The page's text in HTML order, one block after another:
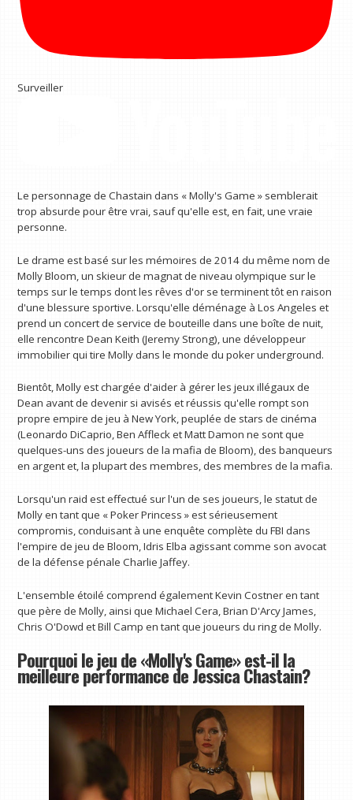
Surveiller
Le personnage de Chastain dans « Molly's Game » semblerait
trop absurde pour être vrai, sauf qu'elle est, en fait, une vraie
personne.
Le drame est basé sur les mémoires de 2014 du même nom de
Molly Bloom, un skieur de magnat de niveau olympique sur le
temps sur le temps dont les rêves d'or se terminent tôt en raison
d'une blessure sportive. Lorsqu'elle déménage à Los Angeles et
prend un concert de service de bouteille dans une boîte de nuit,
elle rencontre Dean Keith (Jeremy Strong), une développeur
immobilier qui tire Molly dans le monde du poker underground.
Bientôt, Molly est chargée d'aider à gérer les jeux illégaux de
Dean avant de devenir si avisés et réussis qu'elle rompt son
propre empire de jeu à New York, peuplée de stars de cinéma
(Leonardo DiCaprio, Ben Affleck et Matt Damon ne sont que
quelques-uns des joueurs de la mafia de Bloom), des banqueurs
en argent et, la plupart des membres, des membres de la mafia.
Lorsqu'un raid est effectué sur l'un de ses joueurs, le statut de
Molly en tant que « Poker Princess » est sérieusement
compromis, conduisant à une enquête complète du FBI dans
l'empire de jeu de Bloom, Idris Elba agissant comme son avocat
de la défense pénale Charlie Jaffey.
L'ensemble étoilé comprend également Kevin Costner en tant
que père de Molly, ainsi que Michael Cera, Brian D'Arcy James,
Chris O'Dowd et Bill Camp en tant que joueurs du ring de Molly.
Pourquoi le jeu de «Molly's Game» est-il la
meilleure performance de Jessica Chastain?